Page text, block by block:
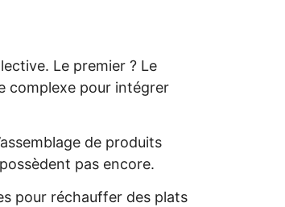
Le premier ? Le
complexe pour intégrer
de produits
pas encore.
pour réchauffer des plats